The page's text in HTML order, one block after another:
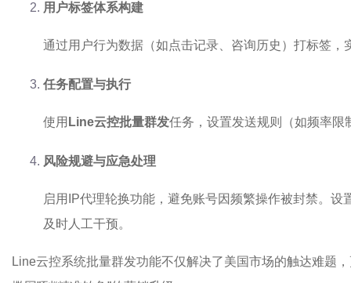
用户标签体系构建
通过用户行为数据（如点击记录、咨询历史）打标签，
任务配置与执行
使用 Line云控批量群发任务，设置发送规则（如频率限
风险规避与应急处理
启用IP代理轮换功能，避免账号因频繁操作被封禁。
及时人工干预。
Line云控系统批量群发功能不仅解决了美国市场的触达难题